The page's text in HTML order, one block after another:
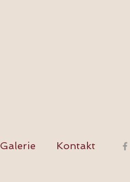
Galerie Kontakt